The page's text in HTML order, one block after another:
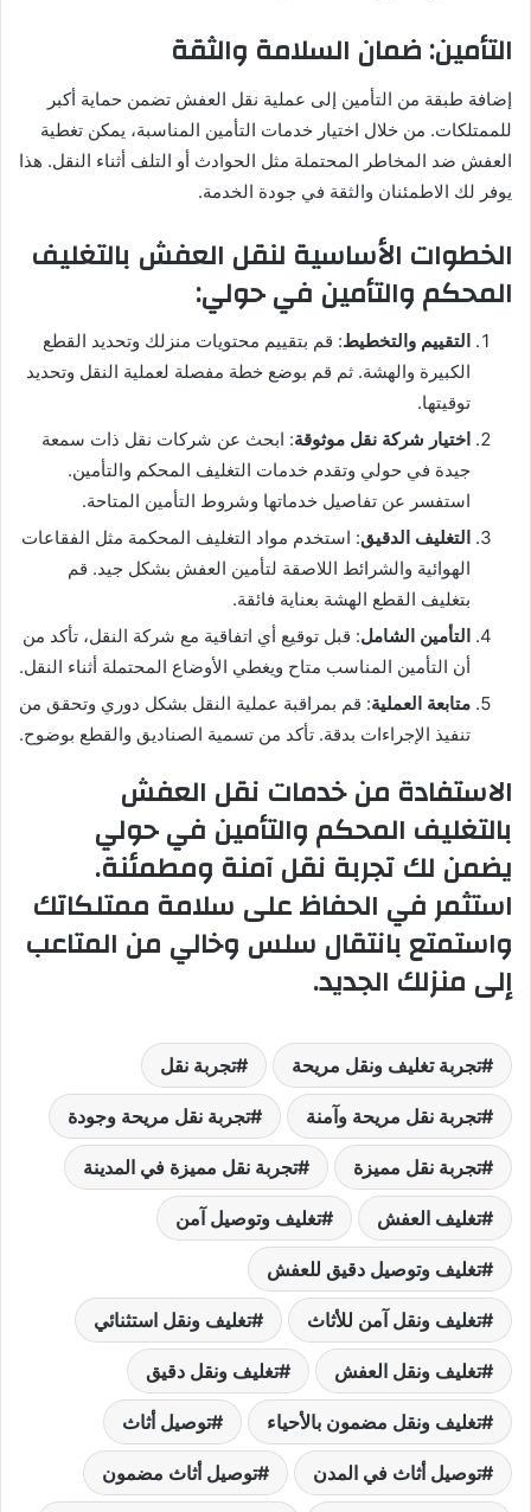
التأمين: ضمان السلامة والثقة
إضافة طبقة من التأمين إلى عملية نقل العفش تضمن حماية أكبر
للممتلكات. من خلال اختيار خدمات التأمين المناسبة، يمكن تغطية
العفش ضد المخاطر المحتملة مثل الحوادث أو التلف أثناء النقل. هذا
يوفر لك الاطمئنان والثقة في جودة الخدمة.
الخطوات الأساسية لنقل العفش بالتغليف
المحكم والتأمين في حولي:
التقييم والتخطيط: قم بتقييم محتويات منزلك وتحديد القطع
الكبيرة والهشة. ثم قم بوضع خطة مفصلة لعملية النقل وتحديد
توقيتها.
اختيار شركة نقل موثوقة: ابحث عن شركات نقل ذات سمعة
جيدة في حولي وتقدم خدمات التغليف المحكم والتأمين.
استفسر عن تفاصيل خدماتها وشروط التأمين المتاحة.
التغليف الدقيق: استخدم مواد التغليف المحكمة مثل الفقاعات
الهوائية والشرائط اللاصقة لتأمين العفش بشكل جيد. قم
بتغليف القطع الهشة بعناية فائقة.
التأمين الشامل: قبل توقيع أي اتفاقية مع شركة النقل، تأكد من
أن التأمين المناسب متاح ويغطي الأوضاع المحتملة أثناء النقل.
متابعة العملية: قم بمراقبة عملية النقل بشكل دوري وتحقق من
تنفيذ الإجراءات بدقة. تأكد من تسمية الصناديق والقطع بوضوح.
الاستفادة من خدمات نقل العفش
بالتغليف المحكم والتأمين في حولي
يضمن لك تجربة نقل آمنة ومطمئنة.
استثمر في الحفاظ على سلامة ممتلكاتك
واستمتع بانتقال سلس وخالي من المتاعب
إلى منزلك الجديد.
تجربة تغليف ونقل مريحة تجربة نقل
تجربة نقل مريحة وآمنة تجربة نقل مريحة وجودة
تجربة نقل مميزة تجربة نقل مميزة في المدينة
تغليف العفش تغليف وتوصيل آمن
تغليف وتوصيل دقيق للعفش
تغليف ونقل آمن للأثاث تغليف ونقل استثنائي
تغليف ونقل العفش تغليف ونقل دقيق
تغليف ونقل مضمون بالأحياء توصيل أثاث
توصيل أثاث في المدن توصيل أثاث مضمون